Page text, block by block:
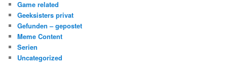
Game related
Geeksisters privat
Gefunden – gepostet
Meme Content
Serien
Uncategorized